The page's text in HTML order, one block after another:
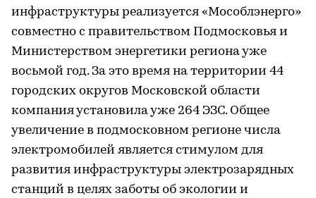
инфраструктуры реализуется «Мособлэнерго»
совместно с правительством Подмосковья и
Министерством энергетики региона уже
восьмой год. За это время на территории 44
городских округов Московской области
компания установила уже 264 ЭЗС. Общее
увеличение в подмосковном регионе числа
электромобилей является стимулом для
развития инфраструктуры электрозарядных
станций в целях заботы об экологии и